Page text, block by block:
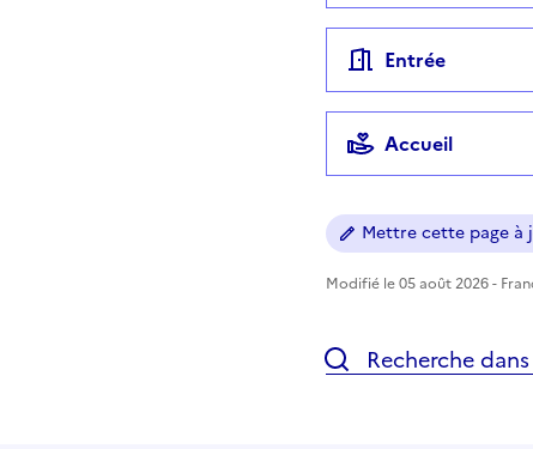
Entrée
Accueil
Mettre cette page à
Modifié le 05 août 2026 -
Recherche